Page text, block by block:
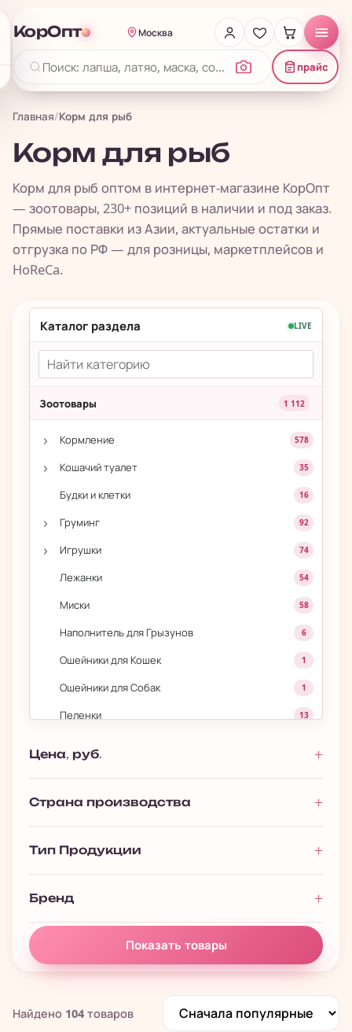
КорОпт Москва
прайс
Главная/Корм для рыб
Корм для рыб
Корм для рыб оптом в интернет-магазине КорОпт
— зоотовары, 230+ позиций в наличии и под заказ.
Прямые поставки из Азии, актуальные остатки и
отгрузка по РФ — для розницы, маркетплейсов и
HoReCa.
Каталог раздела LIVE
Зоотовары 1 112
› Кормление 578
› Кошачий туалет 35
Будки и клетки 16
› Груминг 92
› Игрушки 74
Лежанки 54
Миски 58
Наполнитель для Грызунов 6
Ошейники для Кошек 1
Ошейники для Собак 1
Пеленки 13
Поводки
› Аквариумистика
Цена, руб.
Страна производства
Тип Продукции
Бренд
Показать товары
Найдено 104 товаров